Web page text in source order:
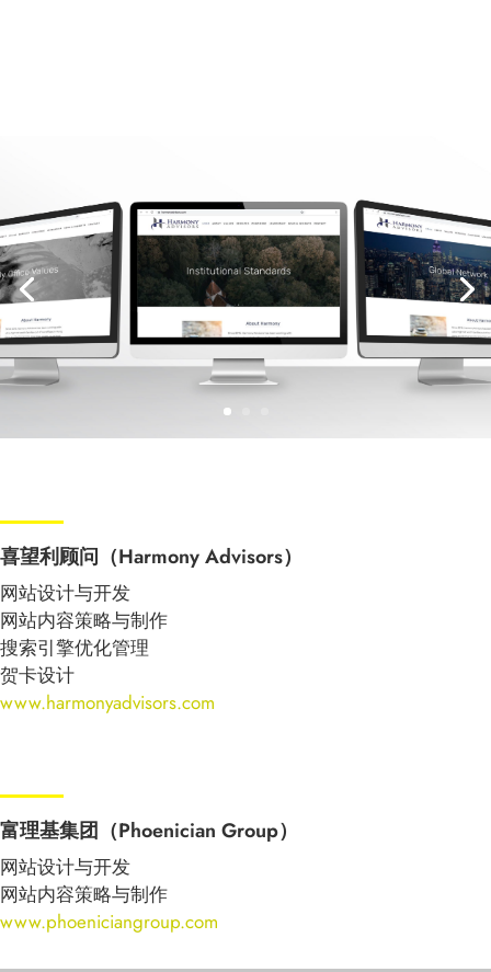
喜望利顾问（Harmony Advisors）
网站设计与开发
网站内容策略与制作
搜索引擎优化管理
贺卡设计
www.harmonyadvisors.com
富理基集团（Phoenician Group）
网站设计与开发
网站内容策略与制作
www.phoeniciangroup.com